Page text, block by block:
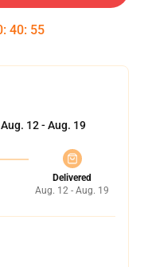
: 40: 54
Aug. 12 - Aug. 19
Delivered
Aug. 12 - Aug. 19